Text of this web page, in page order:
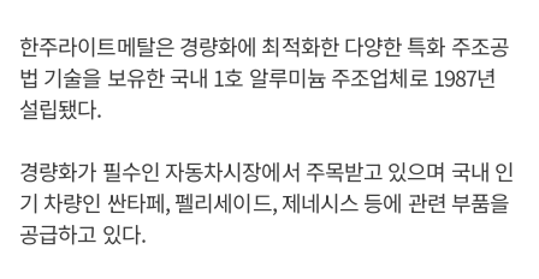
한주라이트메탈은 경량화에 최적화한 다양한 특화 주조공
법 기술을 보유한 국내 1호 알루미늄 주조업체로 1987년
설립됐다.
경량화가 필수인 자동차시장에서 주목받고 있으며 국내 인
기 차량인 싼타페, 펠리세이드, 제네시스 등에 관련 부품을
공급하고 있다.